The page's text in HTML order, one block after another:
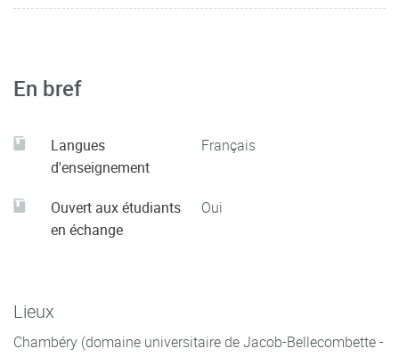
En bref
Langues
d'enseignement
Français
Ouvert aux étudiants
en échange
Oui
Lieux
Chambéry (domaine universitaire de Jacob-Bellecombette -